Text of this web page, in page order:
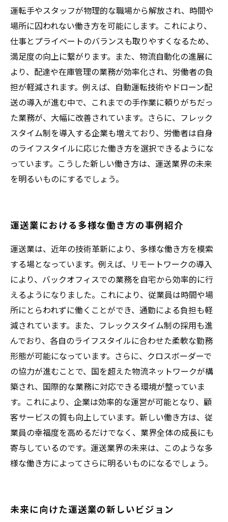
運転手やスタッフが物理的な職場から解放され、時間や
場所に囚われない働き方を可能にします。これにより、
仕事とプライベートのバランスも取りやすくなるため、
満足度の向上に繋がります。また、物流自動化の進展に
より、配達や在庫管理の業務が効率化され、労働者の負
担が軽減されます。例えば、自動運転技術やドローン配
送の導入が進む中で、これまでの手作業に頼りがちだっ
た業務が、大幅に改善されています。さらに、フレック
スタイム制を導入する企業も増えており、労働者は自身
のライフスタイルに応じた働き方を選択できるようにな
っています。こうした新しい働き方は、運送業界の未来
を明るいものにするでしょう。
運送業における多様な働き方の事例紹介
運送業は、近年の技術革新により、多様な働き方を模索
する場となっています。例えば、リモートワークの導入
により、バックオフィスでの業務を自宅から効率的に行
えるようになりました。これにより、従業員は時間や場
所にとらわれずに働くことができ、通勤による負担も軽
減されています。また、フレックスタイム制の採用も進
んでおり、各自のライフスタイルに合わせた柔軟な勤務
形態が可能になっています。さらに、クロスボーダーで
の協力が進むことで、国を超えた物流ネットワークが構
築され、国際的な業務に対応できる環境が整っていま
す。これにより、企業は効率的な運営が可能となり、顧
客サービスの質も向上しています。新しい働き方は、従
業員の幸福度を高めるだけでなく、業界全体の成長にも
寄与しているのです。運送業界の未来は、このような多
様な働き方によってさらに明るいものになるでしょう。
未来に向けた運送業の新しいビジョン